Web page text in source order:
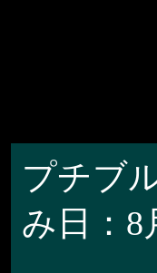
プチブ
み日：8